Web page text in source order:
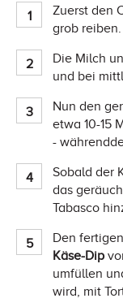
Zuerst den
grob reiben.
Die Milch
und bei
Nun den
etwa 10-15
-
Sobald der
das
Tabasco
Den
Käse-Dip
umfüllen
wird, mit